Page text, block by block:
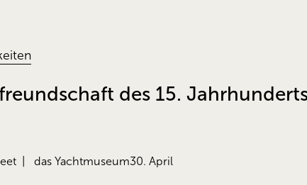
des 15.
das Yachtmuseum30. April